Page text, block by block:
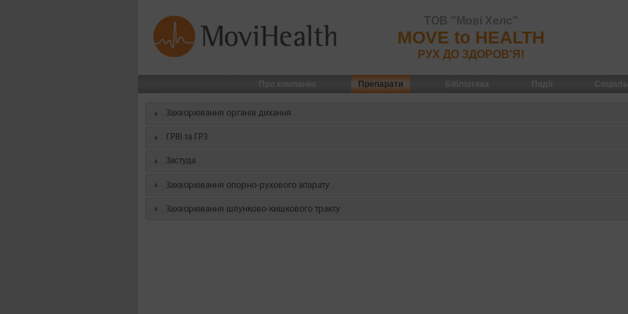
ТОВ "Мові Хелс"
MOVE to HEALTH
РУХ ДО ЗДОРОВ'Я!
Препарати
Захворювання органів дихання
ГРВІ та ГРЗ
Застуда
Захворювання опорно-рухового апарату
Захворювання шлунково-кишкового тракту